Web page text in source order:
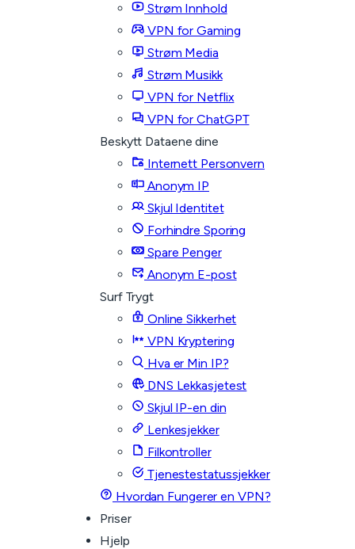
Strøm Innhold
VPN for Gaming
Strøm Media
Strøm Musikk
VPN for Netflix
VPN for ChatGPT
Beskytt Dataene dine
Internett Personvern
Anonym IP
Skjul Identitet
Forhindre Sporing
Spare Penger
Anonym E-post
Surf Trygt
Online Sikkerhet
VPN Kryptering
Hva er Min IP?
DNS Lekkasjetest
Skjul IP-en din
Lenkesjekker
Filkontroller
Tjenestestatussjekker
Hvordan Fungerer en VPN?
Priser
Hjelp